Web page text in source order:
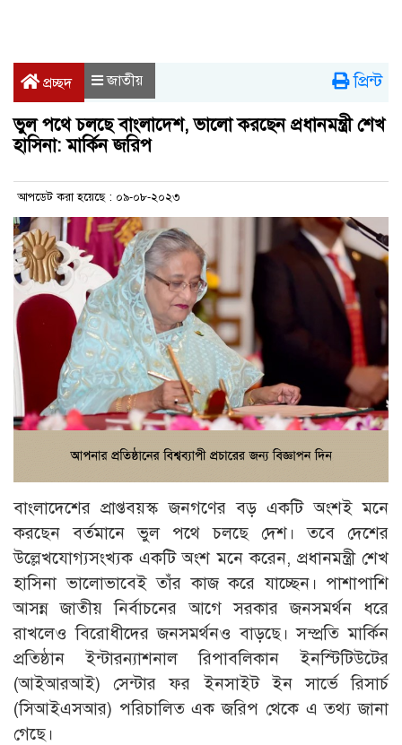
প্রচ্ছদ জাতীয় প্রিন্ট
ভুল পথে চলছে বাংলাদেশ, ভালো করছেন প্রধানমন্ত্রী শেখ
হাসিনা: মার্কিন জরিপ
আপডেট করা হয়েছে : ০৯-০৮-২০২৩
বাংলাদেশের প্রাপ্তবয়স্ক জনগণের বড় একটি অংশই মনে
করছেন বর্তমানে ভুল পথে চলছে দেশ। তবে দেশের
উল্লেখযোগ্যসংখ্যক একটি অংশ মনে করেন, প্রধানমন্ত্রী শেখ
হাসিনা ভালোভাবেই তাঁর কাজ করে যাচ্ছেন। পাশাপাশি
আসন্ন জাতীয় নির্বাচনের আগে সরকার জনসমর্থন ধরে
রাখলেও বিরোধীদের জনসমর্থনও বাড়ছে। সম্প্রতি মার্কিন
প্রতিষ্ঠান ইন্টারন্যাশনাল রিপাবলিকান ইনস্টিটিউটের
(আইআরআই) সেন্টার ফর ইনসাইট ইন সার্ভে রিসার্চ
(সিআইএসআর) পরিচালিত এক জরিপ থেকে এ তথ্য জানা
গেছে।